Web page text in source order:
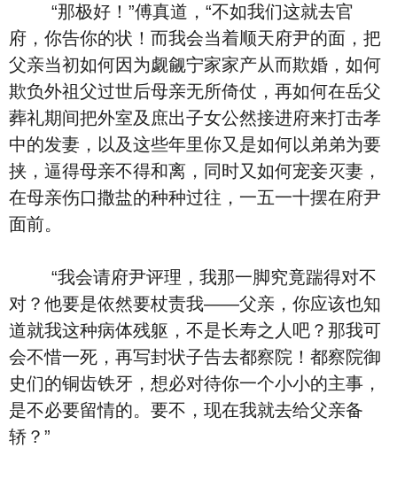
“那极好！”傅真道，“不如我们这就去官
府，你告你的状！而我会当着顺天府尹的面，把
父亲当初如何因为觑觎宁家家产从而欺婚，如何
欺负外祖父过世后母亲无所倚仗，再如何在岳父
葬礼期间把外室及庶出子女公然接进府来打击孝
中的发妻，以及这些年里你又是如何以弟弟为要
挟，逼得母亲不得和离，同时又如何宠妾灭妻，
在母亲伤口撒盐的种种过往，一五一十摆在府尹
面前。
“我会请府尹评理，我那一脚究竟踹得对不
对？他要是依然要杖责我——父亲，你应该也知
道就我这种病体残躯，不是长寿之人吧？那我可
会不惜一死，再写封状子告去都察院！都察院御
史们的铜齿铁牙，想必对待你一个小小的主事，
是不必要留情的。要不，现在我就去给父亲备
轿？”